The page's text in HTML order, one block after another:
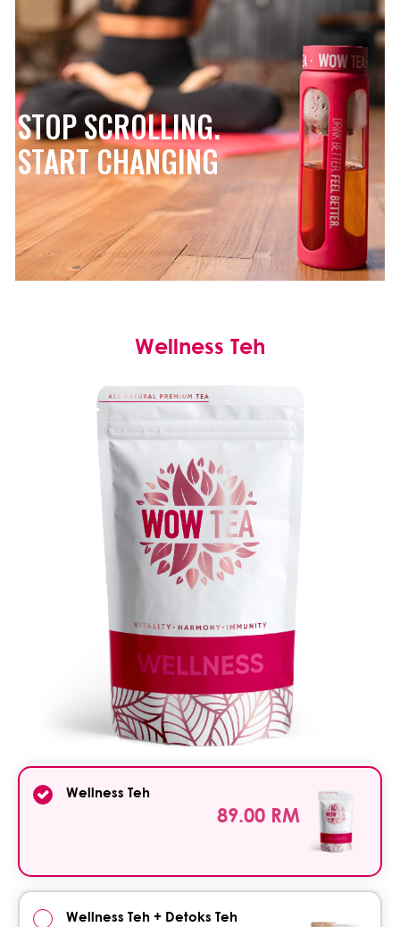
STOP SCROLLING.
START CHANGING
Wellness Teh
Wellness Teh
89.00 RM
Wellness Teh + Detoks Teh